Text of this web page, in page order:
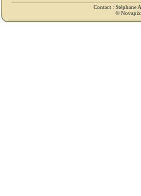
Contact : Stéphane
© Novapix